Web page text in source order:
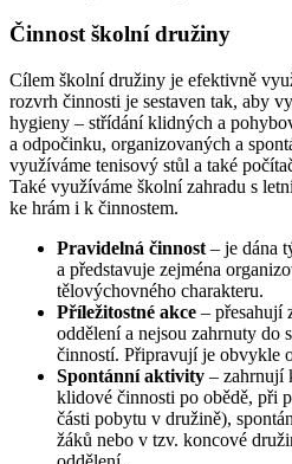
Činnost školní družiny
Cílem školní družiny je efektivně
rozvrh činnosti je sestaven tak, aby
hygieny – střídání klidných a
a odpočinku, organizovaných a
využíváme tenisový stůl a také
Také využíváme školní zahradu s
ke hrám i k činnostem.
Pravidelná činnost – je dána
a představuje zejména
tělovýchovného charakteru.
Příležitostné akce – přesahují
oddělení a nejsou zahrnuty do
činností. Připravují je obvykle
Spontánní aktivity – zahrnují
klidové činnosti po obědě, při
části pobytu v družině),
žáků nebo v tzv. koncové